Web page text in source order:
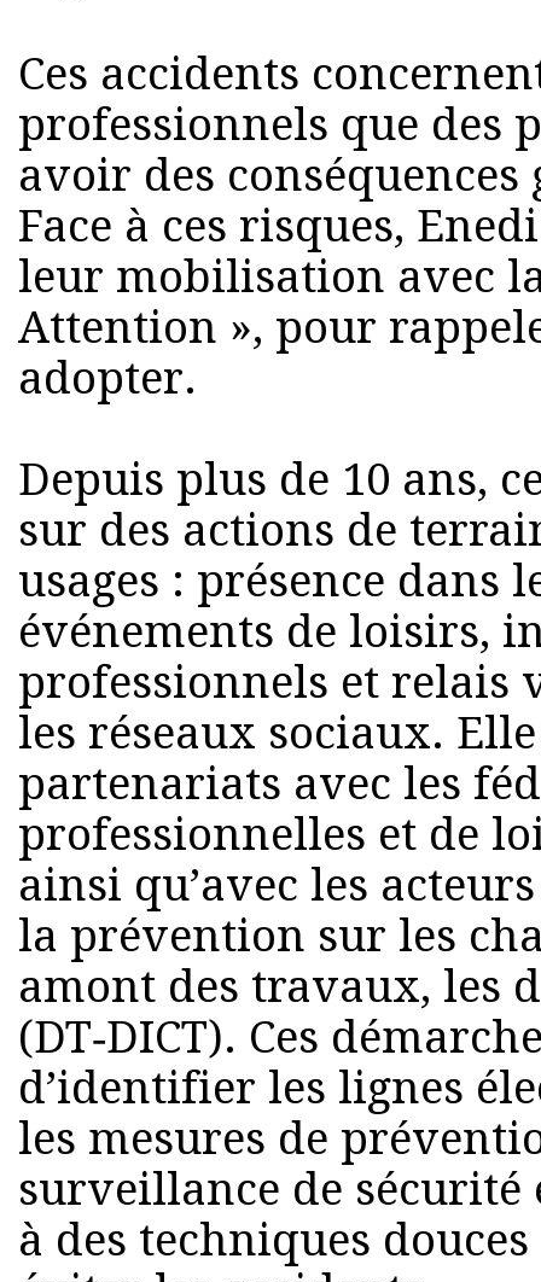
Ces accidents
professionnels que des
avoir des
Face à ces risques,
leur mobilisation avec
Attention », pour
adopter.
Depuis plus de 10 ans,
sur des actions de
usages : présence dans
événements de loisirs,
professionnels et relais
les réseaux sociaux.
partenariats avec les
professionnelles et de
ainsi qu’avec les
la prévention sur les
amont des travaux, les
(DT‑DICT). Ces
d’identifier les lignes
les mesures de
surveillance de
à des techniques